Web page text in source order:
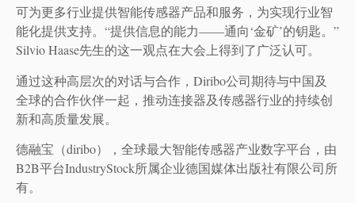
可为更多行业提供智能传感器产品和服务，为实现行业智
能化提供支持。“提供信息的能力——通向‘金矿’的钥匙。”
Silvio Haase先生的这一观点在大会上得到了广泛认可。
通过这种高层次的对话与合作，Diribo公司期待与中国及
全球的合作伙伴一起，推动连接器及传感器行业的持续创
新和高质量发展。
德融宝（diribo），全球最大智能传感器产业数字平台，由
B2B平台IndustryStock所属企业德国媒体出版社有限公司所
有。